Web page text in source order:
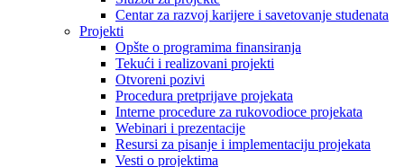
Centar za razvoj karijere i savetovanje studenata
Projekti
Opšte o programima finansiranja
Tekući i realizovani projekti
Otvoreni pozivi
Procedura pretprijave projekata
Interne procedure za rukovodioce projekata
Webinari i prezentacije
Resursi za pisanje i implementaciju projekata
Vesti o projektima